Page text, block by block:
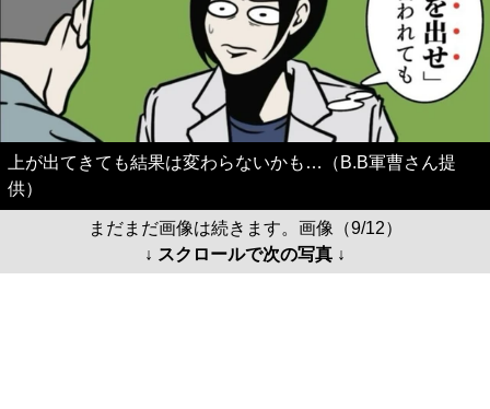
上が出てきても結果は変わらないかも…（B.B軍曹さん提
供）
まだまだ画像は続きます。画像（9/12）
↓ スクロールで次の写真 ↓